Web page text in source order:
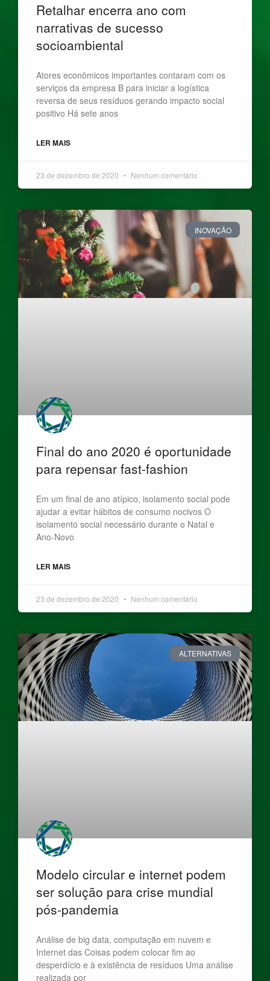
Retalhar encerra ano com
narrativas de sucesso
socioambiental
Atores econômicos importantes contaram com os
serviços da empresa B para iniciar a logística
reversa de seus resíduos gerando impacto social
positivo Há sete anos
LER MAIS
23 de dezembro de 2020 Nenhum comentário
INOVAÇÃO
Final do ano 2020 é oportunidade
para repensar fast-fashion
Em um final de ano atípico, isolamento social pode
ajudar a evitar hábitos de consumo nocivos O
isolamento social necessário durante o Natal e
Ano-Novo
LER MAIS
23 de dezembro de 2020 Nenhum comentário
ALTERNATIVAS
Modelo circular e internet podem
ser solução para crise mundial
pós-pandemia
Análise de big data, computação em nuvem e
Internet das Coisas podem colocar fim ao
desperdício e à existência de resíduos Uma análise
realizada por